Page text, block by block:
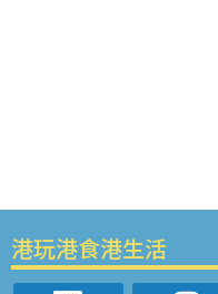
港玩港食港生活